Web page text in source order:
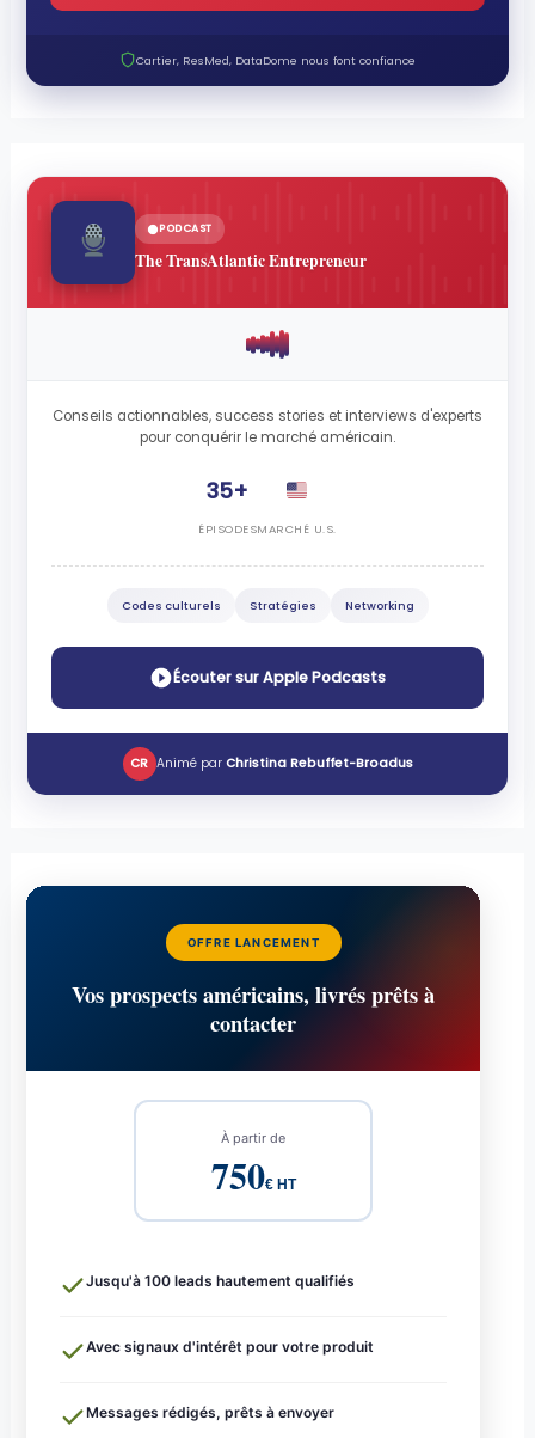
Cartier, ResMed, DataDome nous font confiance
PODCAST
The TransAtlantic Entrepreneur
Conseils actionnables, success stories et interviews d'experts
pour conquérir le marché américain.
35+
ÉPISODESMARCHÉ U.S.
Codes culturels Stratégies Networking
Écouter sur Apple Podcasts
CR Animé par Christina Rebuffet-Broadus
OFFRE LANCEMENT
Vos prospects américains, livrés prêts à
contacter
À partir de
750€ HT
Jusqu'à 100 leads hautement qualifiés
Avec signaux d'intérêt pour votre produit
Messages rédigés, prêts à envoyer